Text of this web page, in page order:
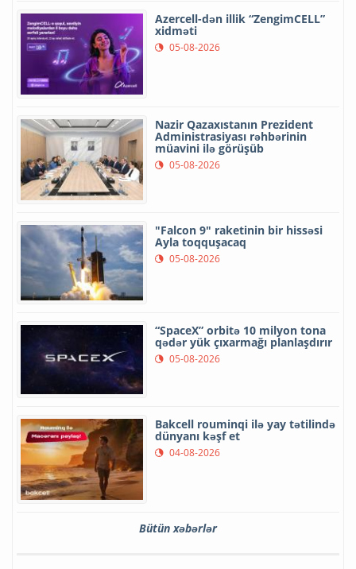
Azercell-dən illik “ZengimCELL”
xidməti
05-08-2026
Nazir Qazaxıstanın Prezident
Administrasiyası rəhbərinin
müavini ilə görüşüb
05-08-2026
"Falcon 9" raketinin bir hissəsi
Ayla toqquşacaq
05-08-2026
“SpaceX” orbitə 10 milyon tona
qədər yük çıxarmağı planlaşdırır
05-08-2026
Bakcell rouminqi ilə yay tətilində
dünyanı kəşf et
04-08-2026
Bütün xəbərlər